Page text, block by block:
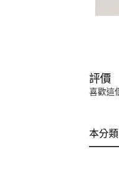
評價
喜歡這
本分